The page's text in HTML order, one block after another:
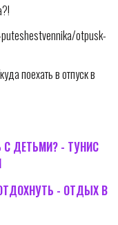
otpusk-
поехать в отпуск в
ДЕТЬМИ? - ТУНИС
- ОТДЫХ В